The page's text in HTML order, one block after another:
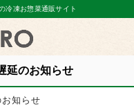
冷凍お惣菜通販サイト
延のお知らせ
知らせ